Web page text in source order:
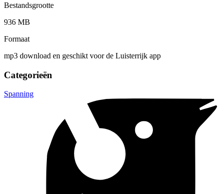
Bestandsgrootte
936 MB
Formaat
mp3 download en geschikt voor de Luisterrijk app
Categorieën
Spanning